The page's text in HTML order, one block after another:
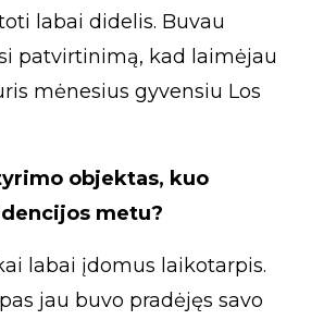
labai didelis. Buvau
patvirtinimą, kad laimėjau
mėnesius gyvensiu Los
objektas, kuo
metu?
labai įdomus laikotarpis.
jau buvo pradėjęs savo